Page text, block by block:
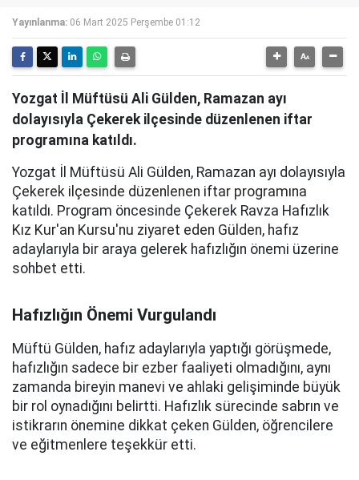
Yayınlanma: 06 Mart 2025 Perşembe 01:12
Yozgat İl Müftüsü Ali Gülden, Ramazan ayı
dolayısıyla Çekerek ilçesinde düzenlenen iftar
programına katıldı.
Yozgat İl Müftüsü Ali Gülden, Ramazan ayı dolayısıyla
Çekerek ilçesinde düzenlenen iftar programına
katıldı. Program öncesinde Çekerek Ravza Hafızlık
Kız Kur'an Kursu'nu ziyaret eden Gülden, hafız
adaylarıyla bir araya gelerek hafızlığın önemi üzerine
sohbet etti.
Hafızlığın Önemi Vurgulandı
Müftü Gülden, hafız adaylarıyla yaptığı görüşmede,
hafızlığın sadece bir ezber faaliyeti olmadığını, aynı
zamanda bireyin manevi ve ahlaki gelişiminde büyük
bir rol oynadığını belirtti. Hafızlık sürecinde sabrın ve
istikrarın önemine dikkat çeken Gülden, öğrencilere
ve eğitmenlere teşekkür etti.